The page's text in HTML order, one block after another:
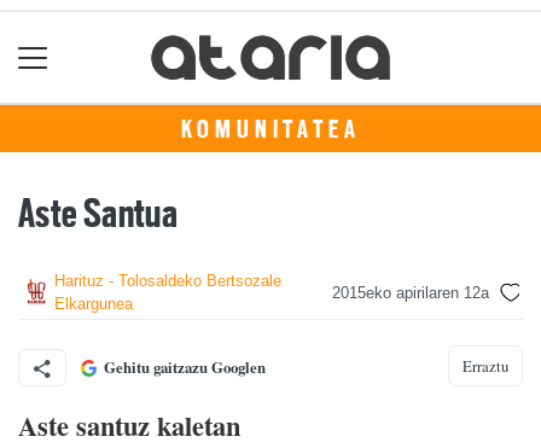
KOMUNITATEA
Aste Santua
Harituz - Tolosaldeko Bertsozale
Elkargunea
2015eko apirilaren 12a
Gehitu gaitzazu Googlen Erraztu
Aste santuz kaletan